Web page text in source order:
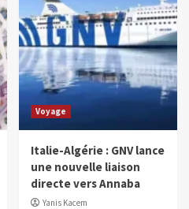
Voyage
Italie-Algérie : GNV lance
une nouvelle liaison
directe vers Annaba
Yanis Kacem